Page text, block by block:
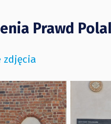
Prawd
zdjęcia